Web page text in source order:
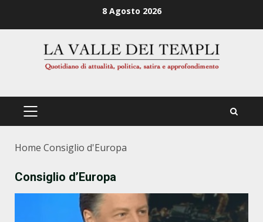
8 Agosto 2026
PRIMÄRES
Home Consiglio d'Europa
Consiglio d’Europa